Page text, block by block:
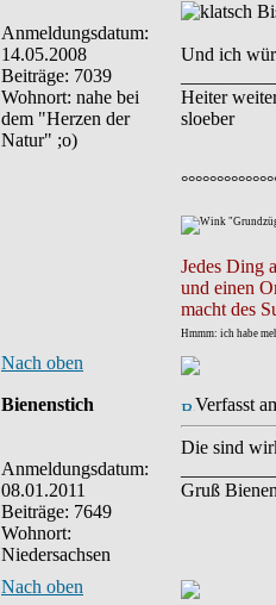
Anmeldungsdatum:
14.05.2008
Beiträge: 7039
Wohnort: nahe bei
dem "Herzen der
Natur" ;o)
Und ich
Heiter
sloeber
Jedes Ding
und einen
macht des
Hmmm: ich habe
Nach oben
Bienenstich
Anmeldungsdatum:
08.01.2011
Beiträge: 7649
Wohnort:
Niedersachsen
Verfasst
Die sind
Gruß
Nach oben